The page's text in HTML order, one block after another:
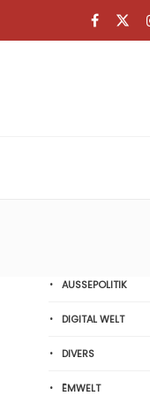
AUSSEPOLITIK
DIGITAL WELT
DIVERS
ËMWELT